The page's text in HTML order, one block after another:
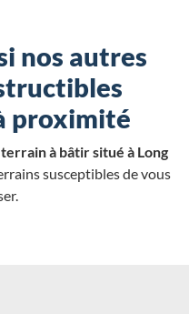
nos autres
proximité
terrain à bâtir situé à Long
susceptibles de vous